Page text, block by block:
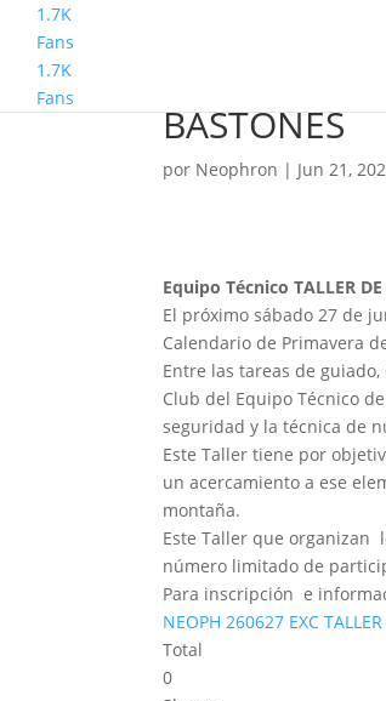
1.7K
Fans
1.7K
Fans
BASTONES
por Neophron | Jun 21,
Equipo Técnico TALLER
El próximo sábado 27 de
Calendario de Primavera
Entre las tareas de
Club del Equipo Técnico
seguridad y la técnica de
Este Taller tiene por
un acercamiento a ese
montaña.
Este Taller que organizan
número limitado de
Para inscripción e
NEOPH 260627 EXC
Total
0